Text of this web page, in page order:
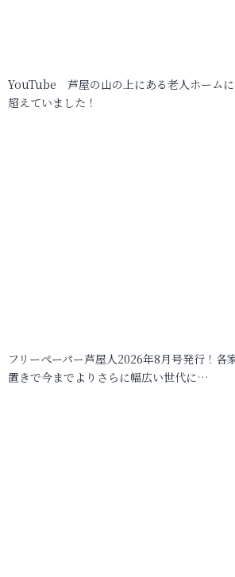
YouTube 芦屋の山の上にある老人ホーム
超えていました！
フリーペーパー芦屋人2026年8月号発行！各
置きで今までよりさらに幅広い世代に…